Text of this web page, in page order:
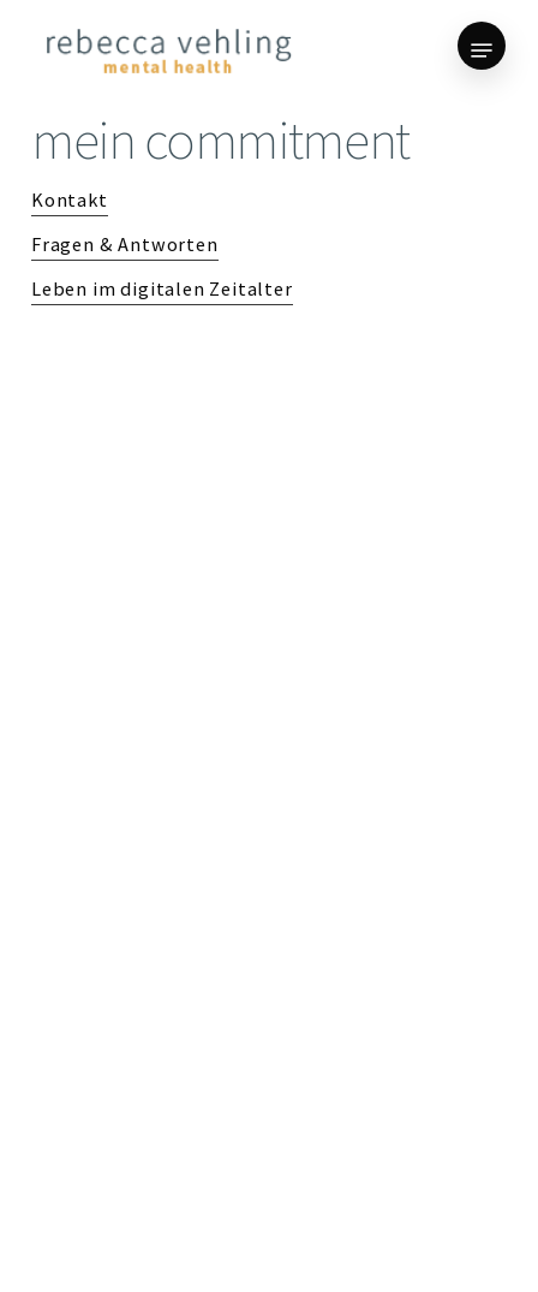
Menu
meincommitment
Kontakt
Fragen & Antworten
Leben im digitalen Zeitalter
Close